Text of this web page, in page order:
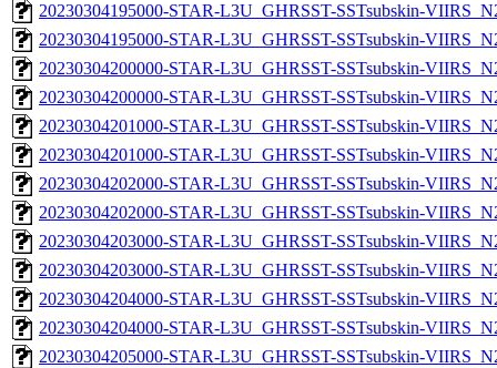
20230304195000-STAR-L3U_GHRSST-SSTsubskin-
20230304195000-STAR-L3U_GHRSST-SSTsubskin-
20230304200000-STAR-L3U_GHRSST-SSTsubskin-
20230304200000-STAR-L3U_GHRSST-SSTsubskin-
20230304201000-STAR-L3U_GHRSST-SSTsubskin-
20230304201000-STAR-L3U_GHRSST-SSTsubskin-
20230304202000-STAR-L3U_GHRSST-SSTsubskin-
20230304202000-STAR-L3U_GHRSST-SSTsubskin-
20230304203000-STAR-L3U_GHRSST-SSTsubskin-
20230304203000-STAR-L3U_GHRSST-SSTsubskin-
20230304204000-STAR-L3U_GHRSST-SSTsubskin-
20230304204000-STAR-L3U_GHRSST-SSTsubskin-
20230304205000-STAR-L3U_GHRSST-SSTsubskin-